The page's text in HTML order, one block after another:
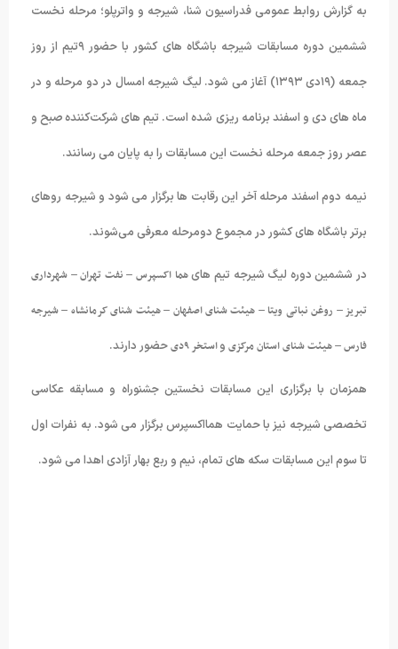
به گزارش روابط عمومی فدراسیون شنا، شیرجه و واترپلو؛ مرحله نخست
ششمین دوره مسابقات شیرجه باشگاه های کشور با حضور ۹تیم از روز
جمعه (۱۹دی ۱۳۹۳) آغاز می شود. لیگ شیرجه امسال در دو مرحله و در
ماه های دی و اسفند برنامه ریزی شده است. تیم های شرکت‌کننده صبح و
عصر روز جمعه مرحله نخست این مسابقات را به پایان می رسانند.
نیمه دوم اسفند مرحله آخر این رقابت ها برگزار می شود و شیرجه روهای
برتر باشگاه های کشور در مجموع دومرحله معرفی می‌شوند.
در ششمین دوره لیگ شیرجه تیم هایهما اکسپرس – نفت تهران – شهرداری
تبریز – روغن نباتی ویتا – هیئت شنای اصفهان – هیئت شنای کرمانشاه – شیرجه
فارس – هیئت شنای استان مرکزیواستخر ۹دی حضور دارند.
همزمان با برگزاری این مسابقات نخستین جشنوراه و مسابقه عکاسی
تخصصی شیرجه نیز با حمایت همااکسپرس برگزار می شود. به نفرات اول
تا سوم این مسابقات سکه های تمام، نیم و ربع بهار آزادی اهدا می شود.